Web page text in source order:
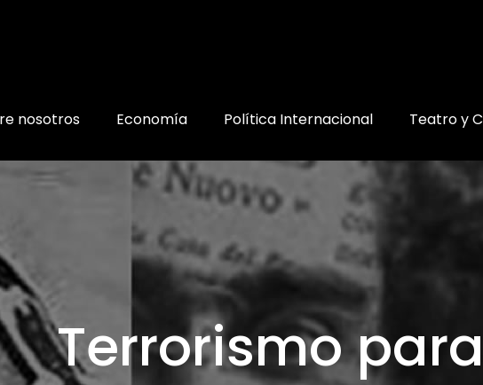
nosotros Economía Política Internacional Teatro y
Terrorismo